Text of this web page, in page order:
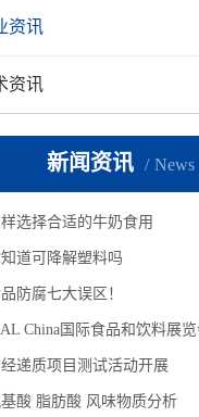
资讯
资讯
新闻资讯 News
选择合适的牛奶食用
道可降解塑料吗
防腐七大误区！
China国际食品和饮料展览会将于5月上海举行 全球食
递质项目测试活动开展
酸 脂肪酸 风味物质分析